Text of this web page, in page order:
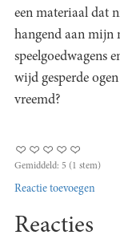
een materiaal dat
hangend aan mijn
speelgoedwagens
wijd gesperde
vreemd?
Gemiddeld: 5 (1 stem)
Reactie toevoegen
Reacties